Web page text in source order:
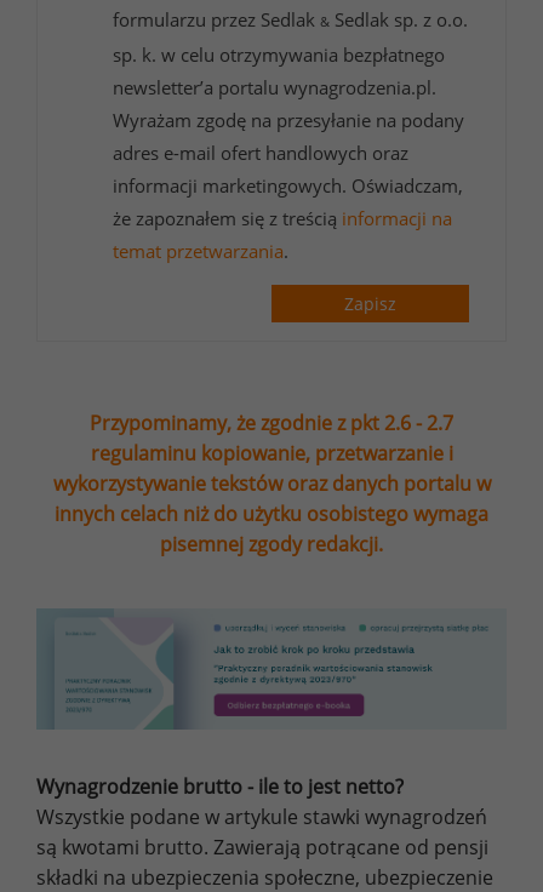
&
formularzu przez Sedlak & Sedlak sp. z o.o.
sp. k. w celu otrzymywania bezpłatnego
newsletter’a portalu wynagrodzenia.pl.
Wyrażam zgodę na przesyłanie na podany
adres e-mail ofert handlowych oraz
informacji marketingowych. Oświadczam,
że zapoznałem się z treścią informacji na
temat przetwarzania.
Zapisz
Przypominamy, że zgodnie z pkt 2.6 - 2.7
regulaminu kopiowanie, przetwarzanie i
wykorzystywanie tekstów oraz danych portalu w
innych celach niż do użytku osobistego wymaga
pisemnej zgody redakcji.
Wynagrodzenie brutto - ile to jest netto?
Wszystkie podane w artykule stawki wynagrodzeń
są kwotami brutto. Zawierają potrącane od pensji
składki na ubezpieczenia społeczne, ubezpieczenie